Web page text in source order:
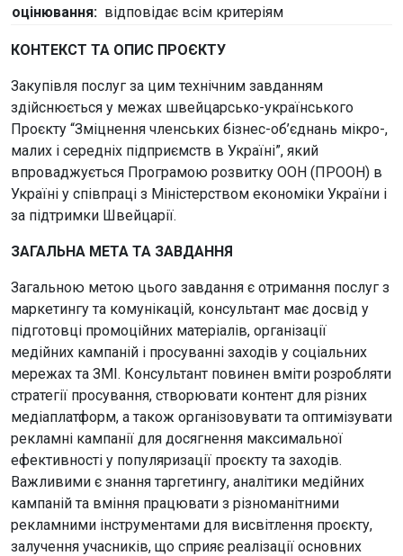
оцінювання: відповідає всім критеріям
КОНТЕКСТ ТА ОПИС ПРОЄКТУ
Закупівля послуг за цим технічним завданням
здійснюється у межах швейцарсько-українського
Проєкту “Зміцнення членських бізнес-об’єднань мікро-,
малих і середніх підприємств в Україні”, який
впроваджується Програмою розвитку ООН (ПРООН) в
Україні у співпраці з Міністерством економіки України і
за підтримки Швейцарії.
ЗАГАЛЬНА МЕТА ТА ЗАВДАННЯ
Загальною метою цього завдання є отримання послуг з
маркетингу та комунікацій, консультант має досвід у
підготовці промоційних матеріалів, організації
медійних кампаній і просуванні заходів у соціальних
мережах та ЗМІ. Консультант повинен вміти розробляти
стратегії просування, створювати контент для різних
медіаплатформ, а також організовувати та оптимізувати
рекламні кампанії для досягнення максимальної
ефективності у популяризації проєкту та заходів.
Важливими є знання таргетингу, аналітики медійних
кампаній та вміння працювати з різноманітними
рекламними інструментами для висвітлення проєкту,
залучення учасників, що сприяє реалізації основних